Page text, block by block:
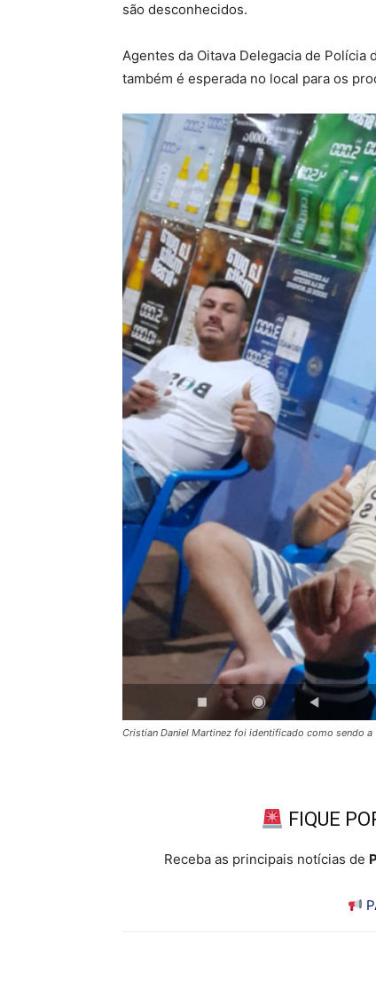
são desconhecidos.
Agentes da Oitava Delegacia de
também é esperada no local para os
Cristian Daniel Martinez foi identificado como sendo
FIQUE
Receba as principais notícias de